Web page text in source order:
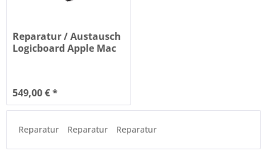
Reparatur / Austausch
Logicboard Apple Mac
549,00 € *
Reparatur Reparatur Reparatur